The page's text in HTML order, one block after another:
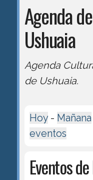
Agenda
Ushuaia
Agenda
de Ushuaia.
Hoy- Mañana
eventos
Eventos